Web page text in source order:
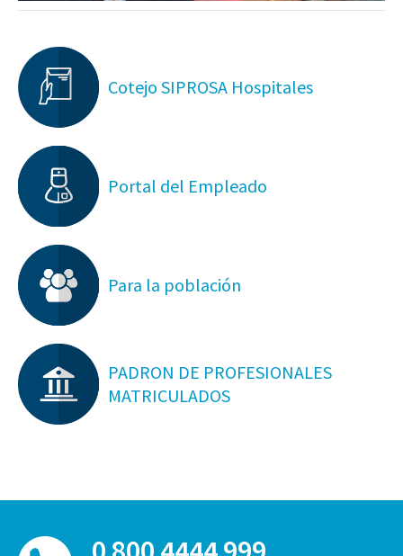
Cotejo SIPROSA Hospitales
Portal del Empleado
Para la población
PADRON DE PROFESIONALES
MATRICULADOS